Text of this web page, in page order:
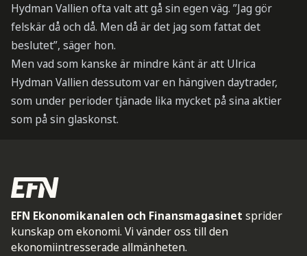
Hydman Vallien ofta valt att gå sin egen väg. ”Jag gör
felskär då och då. Men då är det jag som fattat det
beslutet”, säger hon.
Men vad som kanske är mindre känt är att Ulrica
Hydman Vallien dessutom var en hängiven daytrader,
som under perioder tjänade lika mycket på sina aktier
som på sin glaskonst.
EFN Ekonomikanalen och Finansmagasinet sprider
kunskap om ekonomi. Vi vänder oss till den
ekonomiintresserade allmänheten.